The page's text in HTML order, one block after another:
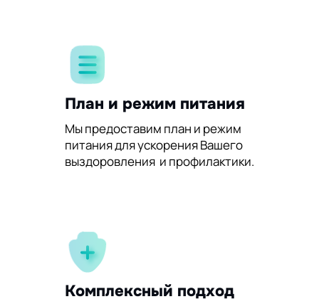
План и режим питания
Мы предоставим план и режим
питания для ускорения Вашего
выздоровления и профилактики.
Комплексный подход